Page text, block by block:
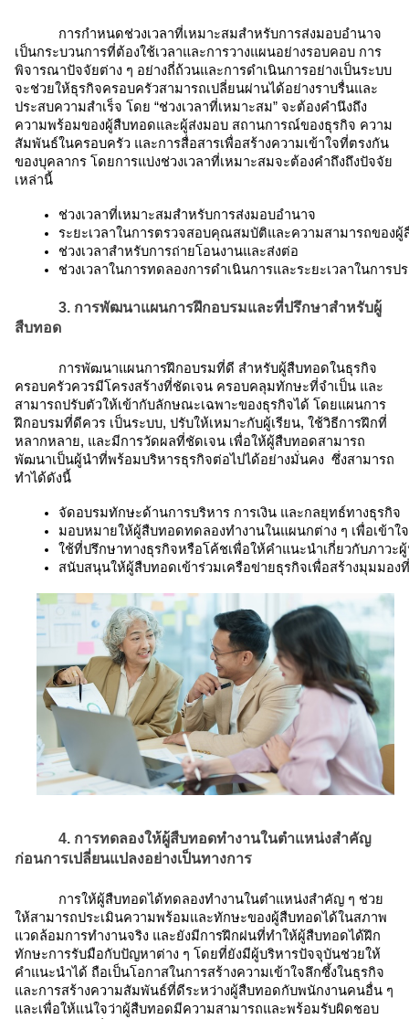
การกำหนดช่วงเวลาที่เหมาะสมสำหรับการส่งมอบอำนาจ
เป็นกระบวนการที่ต้องใช้เวลาและการวางแผนอย่างรอบคอบ การ
พิจารณาปัจจัยต่าง ๆ อย่างถี่ถ้วนและการดำเนินการอย่างเป็นระบบ
จะช่วยให้ธุรกิจครอบครัวสามารถเปลี่ยนผ่านได้อย่างราบรื่นและ
ประสบความสำเร็จ โดย “ช่วงเวลาที่เหมาะสม” จะต้องคำนึงถึง
ความพร้อมของผู้สืบทอดและผู้ส่งมอบ สถานการณ์ของธุรกิจ ความ
สัมพันธ์ในครอบครัว และการสื่อสารเพื่อสร้างความเข้าใจที่ตรงกัน
ของบุคลากร โดยการแบ่งช่วงเวลาที่เหมาะสมจะต้องคำถึงถึงปัจจัย
เหล่านี้
ช่วงเวลาที่เหมาะสมสำหรับการส่งมอบอำนาจ
ระยะเวลาในการตรวจสอบคุณสมบัติและความสามารถของ
ช่วงเวลาสำหรับการถ่ายโอนงานและส่งต่อ
ช่วงเวลาในการทดลองการดำเนินการและระยะเวลาในการ
3. การพัฒนาแผนการฝึกอบรมและที่ปรึกษาสำหรับผู้
สืบทอด
การพัฒนาแผนการฝึกอบรมที่ดี สำหรับผู้สืบทอดในธุรกิจ
ครอบครัวควรมีโครงสร้างที่ชัดเจน ครอบคลุมทักษะที่จำเป็น และ
สามารถปรับตัวให้เข้ากับลักษณะเฉพาะของธุรกิจได้ โดยแผนการ
ฝึกอบรมที่ดีควร เป็นระบบ, ปรับให้เหมาะกับผู้เรียน, ใช้วิธีการฝึกที่
หลากหลาย, และมีการวัดผลที่ชัดเจน เพื่อให้ผู้สืบทอดสามารถ
พัฒนาเป็นผู้นำที่พร้อมบริหารธุรกิจต่อไปได้อย่างมั่นคง ซึ่งสามารถ
ทำได้ดังนี้
จัดอบรมทักษะด้านการบริหาร การเงิน และกลยุทธ์ทางธุรกิจ
มอบหมายให้ผู้สืบทอดทดลองทำงานในแผนกต่าง ๆ เพื่อเข้าใ
ใช้ที่ปรึกษาทางธุรกิจหรือโค้ชเพื่อให้คำแนะนำเกี่ยวกับภาวะ
สนับสนุนให้ผู้สืบทอดเข้าร่วมเครือข่ายธุรกิจเพื่อสร้างมุมมอง
4. การทดลองให้ผู้สืบทอดทำงานในตำแหน่งสำคัญ
ก่อนการเปลี่ยนแปลงอย่างเป็นทางการ
การให้ผู้สืบทอดได้ทดลองทำงานในตำแหน่งสำคัญ ๆ ช่วย
ให้สามารถประเมินความพร้อมและทักษะของผู้สืบทอดได้ในสภาพ
แวดล้อมการทำงานจริง และยังมีการฝึกฝนที่ทำให้ผู้สืบทอดได้ฝึก
ทักษะการรับมือกับปัญหาต่าง ๆ โดยที่ยังมีผู้บริหารปัจจุบันช่วยให้
คำแนะนำได้ ถือเป็นโอกาสในการสร้างความเข้าใจลึกซึ้งในธุรกิจ
และการสร้างความสัมพันธ์ที่ดีระหว่างผู้สืบทอดกับพนักงานคนอื่น ๆ
และเพื่อให้แน่ใจว่าผู้สืบทอดมีความสามารถและพร้อมรับผิดชอบ